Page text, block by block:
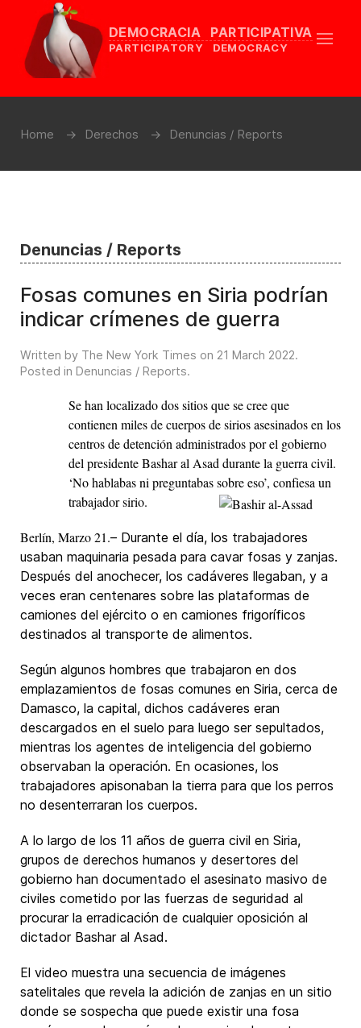
DEMOCRACIA PARTICIPATIVA
PARTICIPATORY DEMOCRACY
Home Derechos Denuncias / Reports
Denuncias / Reports
Fosas comunes en Siria podrían
indicar crímenes de guerra
Written by The New York Times on 21 March 2022.
Posted in Denuncias / Reports.
Se han localizado dos sitios que se cree que
contienen miles de cuerpos de sirios asesinados en los
centros de detención administrados por el gobierno
del presidente Bashar al Asad durante la guerra civil.
‘No hablabas ni preguntabas sobre eso’, confiesa un
trabajador sirio.
Berlín, Marzo 21.– Durante el día, los trabajadores
usaban maquinaria pesada para cavar fosas y zanjas.
Después del anochecer, los cadáveres llegaban, y a
veces eran centenares sobre las plataformas de
camiones del ejército o en camiones frigoríficos
destinados al transporte de alimentos.
Según algunos hombres que trabajaron en dos
emplazamientos de fosas comunes en Siria, cerca de
Damasco, la capital, dichos cadáveres eran
descargados en el suelo para luego ser sepultados,
mientras los agentes de inteligencia del gobierno
observaban la operación. En ocasiones, los
trabajadores apisonaban la tierra para que los perros
no desenterraran los cuerpos.
A lo largo de los 11 años de guerra civil en Siria,
grupos de derechos humanos y desertores del
gobierno han documentado el asesinato masivo de
civiles cometido por las fuerzas de seguridad al
procurar la erradicación de cualquier oposición al
dictador Bashar al Asad.
El video muestra una secuencia de imágenes
satelitales que revela la adición de zanjas en un sitio
donde se sospecha que puede existir una fosa